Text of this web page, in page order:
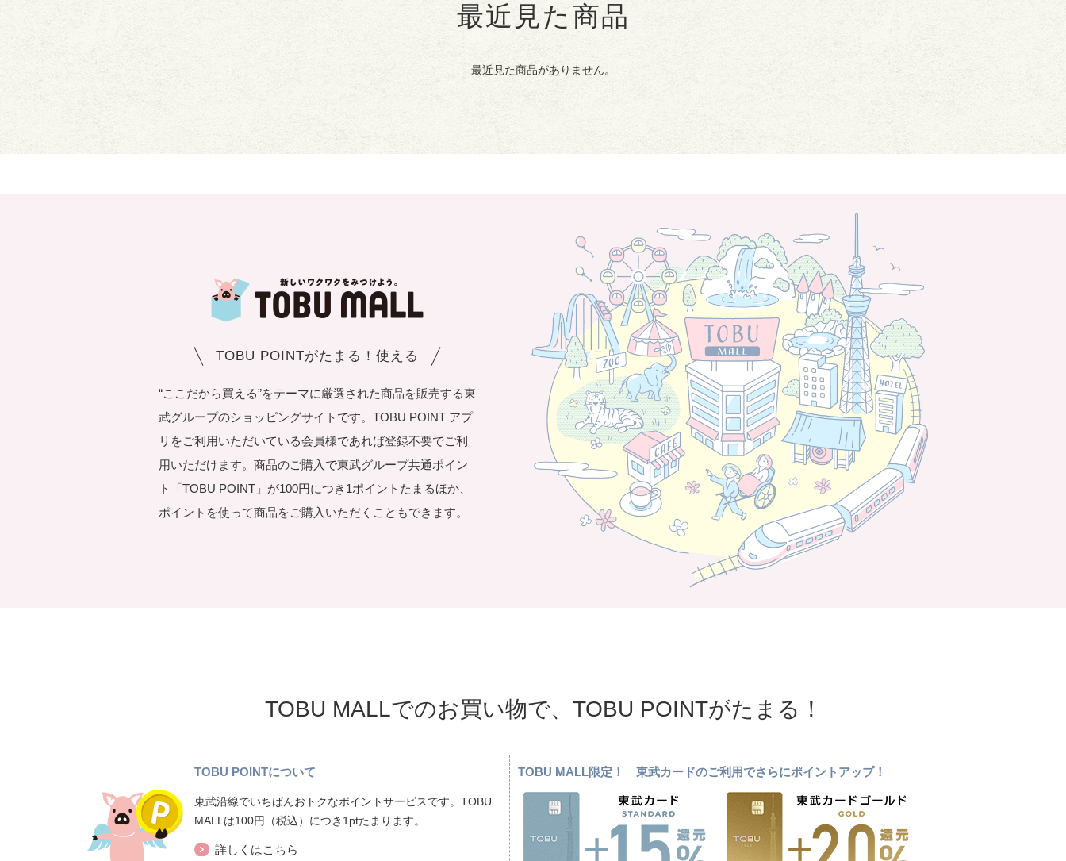
最近見た商品
最近見た商品がありません。
TOBU POINTがたまる！使える
“ここだから買える”をテーマに厳選された商品を販売する東
武グループのショッピングサイトです。TOBU POINT アプ
リをご利用いただいている会員様であれば登録不要でご利
用いただけます。商品のご購入で東武グループ共通ポイン
ト「TOBU POINT」が100円につき1ポイントたまるほか、
ポイントを使って商品をご購入いただくこともできます。
TOBU MALLでのお買い物で、TOBU POINTがたまる！
TOBU POINTについて
東武沿線でいちばんおトクなポイントサービスです。TOBU
MALLは100円（税込）につき1ptたまります。
詳しくはこちら
TOBU MALL限定！ 東武カードのご利用でさらにポイントアップ！